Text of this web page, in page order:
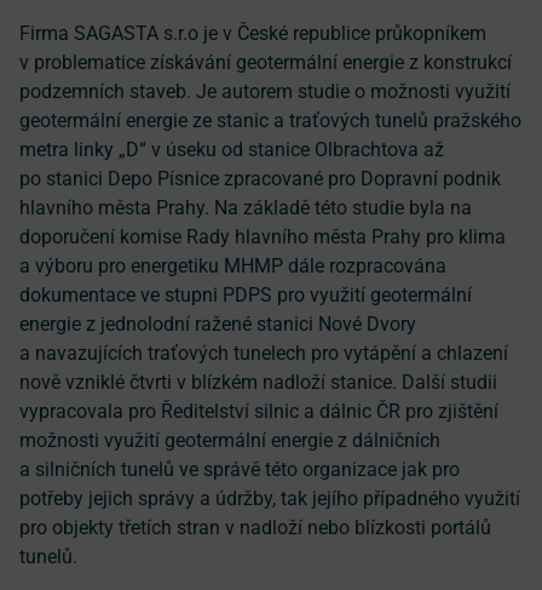
Firma SAGASTA s.r.o je v České republice průkopníkem
v problematice získávání geotermální energie z konstrukcí
podzemních staveb. Je autorem studie o možnosti využití
geotermální energie ze stanic a traťových tunelů pražského
metra linky „D“ v úseku od stanice Olbrachtova až
po stanici Depo Písnice zpracované pro Dopravní podnik
hlavního města Prahy. Na základě této studie byla na
doporučení komise Rady hlavního města Prahy pro klima
a výboru pro energetiku MHMP dále rozpracována
dokumentace ve stupni PDPS pro využití geotermální
energie z jednolodní ražené stanici Nové Dvory
a navazujících traťových tunelech pro vytápění a chlazení
nově vzniklé čtvrti v blízkém nadloží stanice. Další studii
vypracovala pro Ředitelství silnic a dálnic ČR pro zjištění
možnosti využití geotermální energie z dálničních
a silničních tunelů ve správě této organizace jak pro
potřeby jejich správy a údržby, tak jejího případného využití
pro objekty třetích stran v nadloží nebo blízkosti portálů
tunelů.